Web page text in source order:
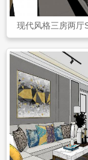
现代风格三房两厅